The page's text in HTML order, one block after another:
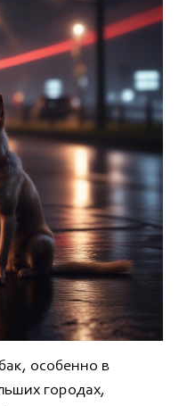
особенно в
городах,